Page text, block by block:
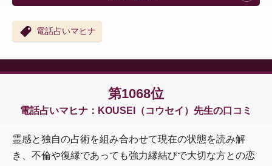
電話占いマヒナ
第1068位
電話占いマヒナ：KOUSEI（コウセイ）先生の口コミ
霊感と独自の占術を組み合わせて現在の状態を読み解
き、不倫や復縁であっても強力縁結びで大切な方との恋